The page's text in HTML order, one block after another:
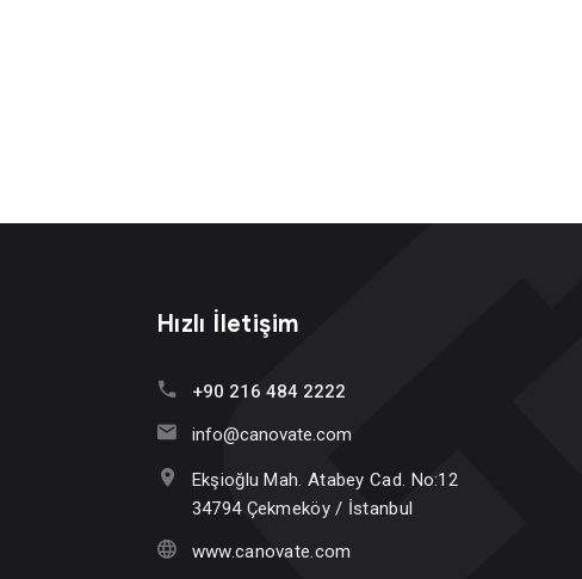
Hızlı İletişim
+90 216 484 2222
info@canovate.com
Ekşioğlu Mah. Atabey Cad. No:12
34794 Çekmeköy / İstanbul
www.canovate.com